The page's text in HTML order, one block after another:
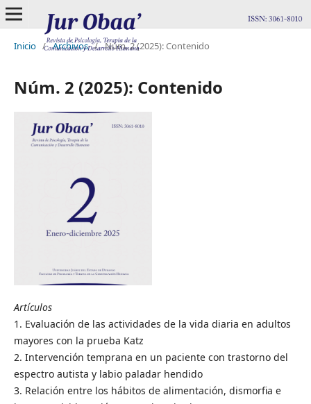
Inicio / Archivos / Núm. 2 (2025): Contenido
Núm. 2 (2025): Contenido
Artículos
1. Evaluación de las actividades de la vida diaria en adultos
mayores con la prueba Katz
2. Intervención temprana en un paciente con trastorno del
espectro autista y labio paladar hendido
3. Relación entre los hábitos de alimentación, dismorfia e